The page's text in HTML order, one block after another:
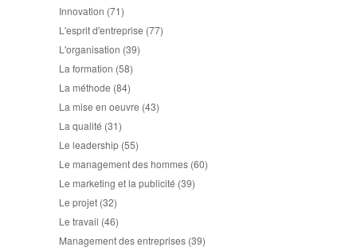
Innovation (71)
L'esprit d'entreprise (77)
L'organisation (39)
La formation (58)
La méthode (84)
La mise en oeuvre (43)
La qualité (31)
Le leadership (55)
Le management des hommes (60)
Le marketing et la publicité (39)
Le projet (32)
Le travail (46)
Management des entreprises (39)